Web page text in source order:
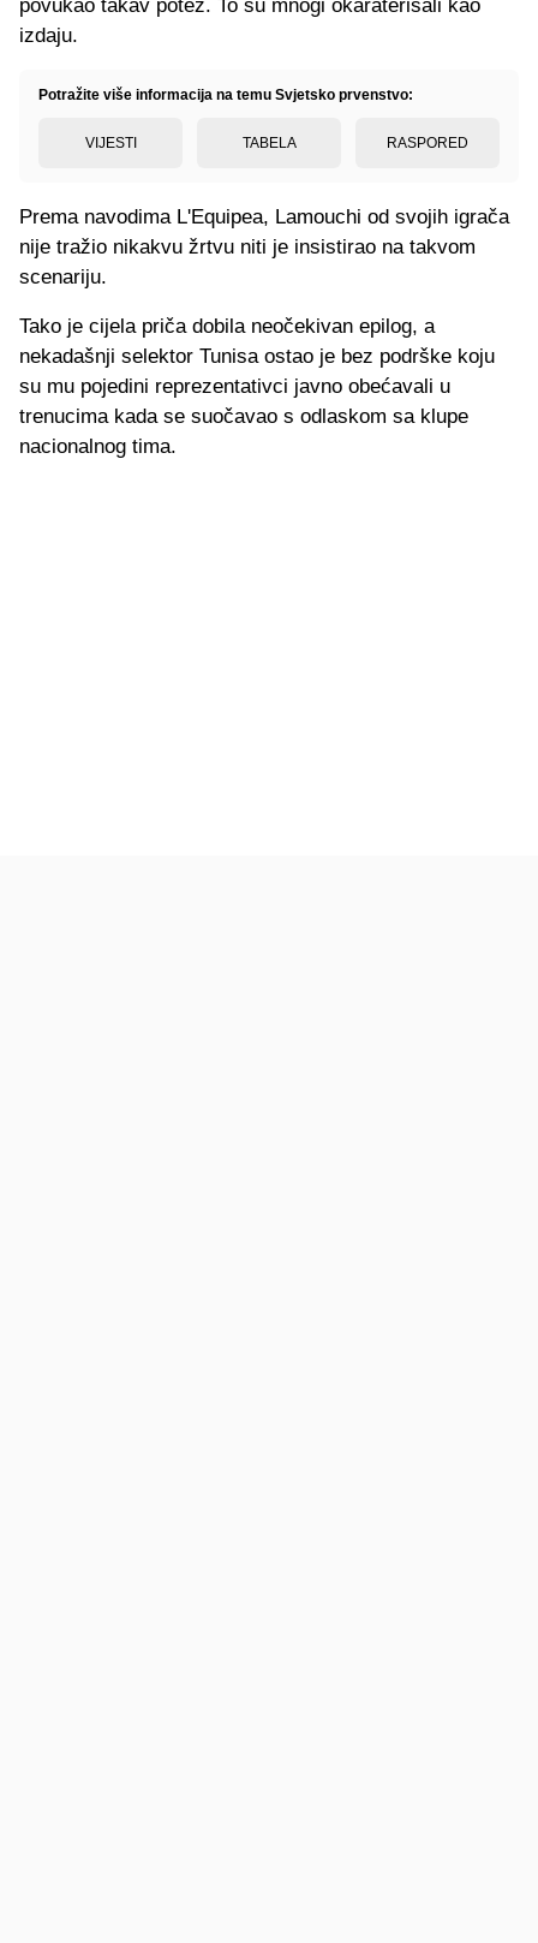
povukao takav potez. To su mnogi okaraterisali kao
izdaju.
Potražite više informacija na temu Svjetsko prvenstvo:
VIJESTI TABELA RASPORED
Prema navodima L'Equipea, Lamouchi od svojih igrača
nije tražio nikakvu žrtvu niti je insistirao na takvom
scenariju.
Tako je cijela priča dobila neočekivan epilog, a
nekadašnji selektor Tunisa ostao je bez podrške koju
su mu pojedini reprezentativci javno obećavali u
trenucima kada se suočavao s odlaskom sa klupe
nacionalnog tima.